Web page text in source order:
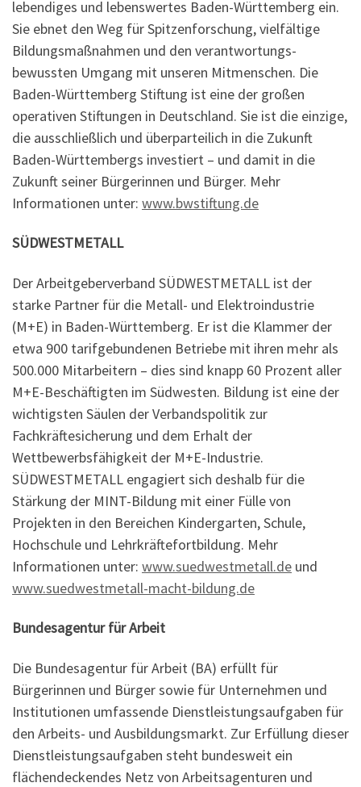
lebendiges und lebenswertes Baden-Württemberg ein.
Sie ebnet den Weg für Spitzenforschung, vielfältige
Bildungsmaßnahmen und den verantwortungs-
bewussten Umgang mit unseren Mitmenschen. Die
Baden-Württemberg Stiftung ist eine der großen
operativen Stiftungen in Deutschland. Sie ist die einzige,
die ausschließlich und überparteilich in die Zukunft
Baden-Württembergs investiert – und damit in die
Zukunft seiner Bürgerinnen und Bürger. Mehr
Informationen unter: www.bwstiftung.de
SÜDWESTMETALL
Der Arbeitgeberverband SÜDWESTMETALL ist der
starke Partner für die Metall- und Elektroindustrie
(M+E) in Baden-Württemberg. Er ist die Klammer der
etwa 900 tarifgebundenen Betriebe mit ihren mehr als
500.000 Mitarbeitern – dies sind knapp 60 Prozent aller
M+E-Beschäftigten im Südwesten. Bildung ist eine der
wichtigsten Säulen der Verbandspolitik zur
Fachkräftesicherung und dem Erhalt der
Wettbewerbsfähigkeit der M+E-Industrie.
SÜDWESTMETALL engagiert sich deshalb für die
Stärkung der MINT-Bildung mit einer Fülle von
Projekten in den Bereichen Kindergarten, Schule,
Hochschule und Lehrkräftefortbildung. Mehr
Informationen unter: www.suedwestmetall.de und
www.suedwestmetall-macht-bildung.de
Bundesagentur für Arbeit
Die Bundesagentur für Arbeit (BA) erfüllt für
Bürgerinnen und Bürger sowie für Unternehmen und
Institutionen umfassende Dienstleistungsaufgaben für
den Arbeits- und Ausbildungsmarkt. Zur Erfüllung dieser
Dienstleistungsaufgaben steht bundesweit ein
flächendeckendes Netz von Arbeitsagenturen und